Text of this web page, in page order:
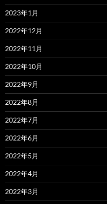
2023年1月
2022年12月
2022年11月
2022年10月
2022年9月
2022年8月
2022年7月
2022年6月
2022年5月
2022年4月
2022年3月